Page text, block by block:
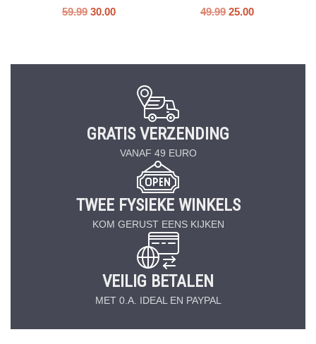
59.99 30.00 49.99 25.00
GRATIS VERZENDING
VANAF 49 EURO
TWEE FYSIEKE WINKELS
KOM GERUST EENS KIJKEN
VEILIG BETALEN
MET 0.A. IDEAL EN PAYPAL